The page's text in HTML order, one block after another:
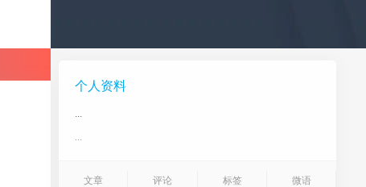
个人资料
...
...
文章 评论 标签 微语